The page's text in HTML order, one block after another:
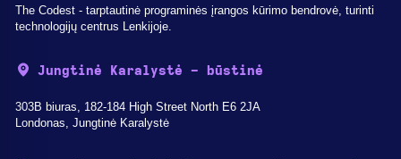
The Codest - tarptautinė programinės įrangos kūrimo bendrovė, turinti
technologijų centrus Lenkijoje.
Jungtinė Karalystė - būstinė
303B biuras, 182-184 High Street North E6 2JA
Londonas, Jungtinė Karalystė